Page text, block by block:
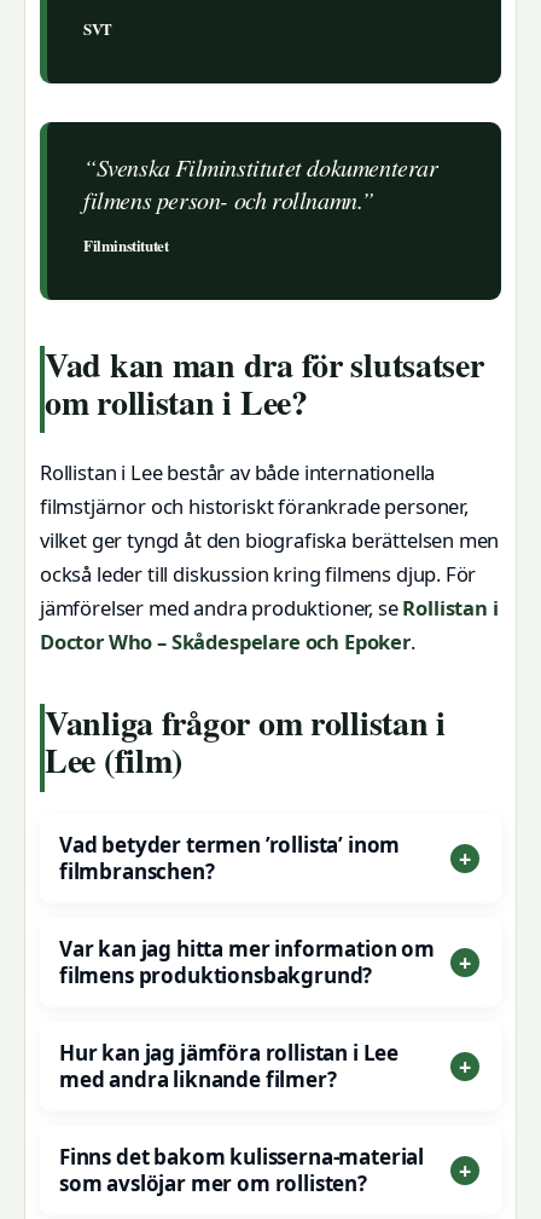
SVT
“Svenska Filminstitutet dokumenterar
filmens person- och rollnamn.”
Filminstitutet
Vad kan man dra för slutsatser
om rollistan i Lee?
Rollistan i Lee består av både internationella
filmstjärnor och historiskt förankrade personer,
vilket ger tyngd åt den biografiska berättelsen men
också leder till diskussion kring filmens djup. För
jämförelser med andra produktioner, seRollistan i
Doctor Who – Skådespelare och Epoker.
Vanliga frågor om rollistan i
Lee (film)
Vad betyder termen ’rollista’ inom
filmbranschen?
Var kan jag hitta mer information om
filmens produktionsbakgrund?
Hur kan jag jämföra rollistan i Lee
med andra liknande filmer?
Finns det bakom kulisserna-material
som avslöjar mer om rollisten?